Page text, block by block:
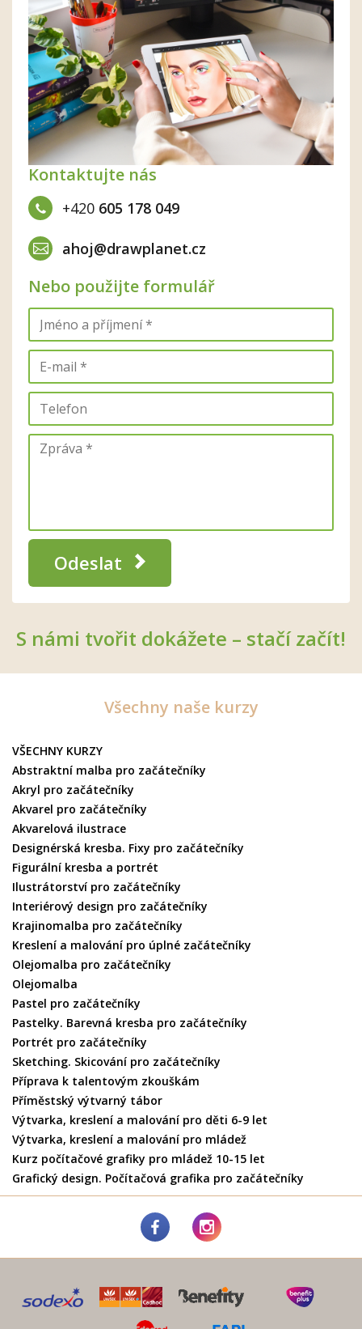
Kontaktujte nás
+420 605 178 049
ahoj@drawplanet.cz
Nebo použijte formulář
Odeslat
S námi tvořit dokážete – stačí začít!
Všechny naše kurzy
VŠECHNY KURZY
Abstraktní malba pro začátečníky
Akryl pro začátečníky
Akvarel pro začátečníky
Akvarelová ilustrace
Designérská kresba. Fixy pro začátečníky
Figurální kresba a portrét
Ilustrátorství pro začátečníky
Interiérový design pro začátečníky
Krajinomalba pro začátečníky
Kreslení a malování pro úplné začátečníky
Olejomalba pro začátečníky
Olejomalba
Pastel pro začátečníky
Pastelky. Barevná kresba pro začátečníky
Portrét pro začátečníky
Sketching. Skicování pro začátečníky
Příprava k talentovým zkouškám
Příměstský výtvarný tábor
Výtvarka, kreslení a malování pro děti 6-9 let
Výtvarka, kreslení a malování pro mládež
Kurz počítačové grafiky pro mládež 10-15 let
Grafický design. Počítačová grafika pro začátečníky